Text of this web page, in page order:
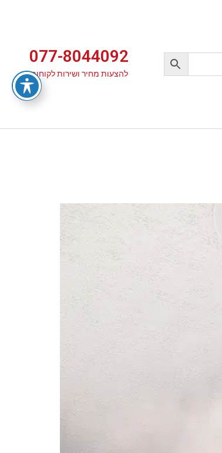
077-8044092
להצעות מחיר ושירות לקוחות